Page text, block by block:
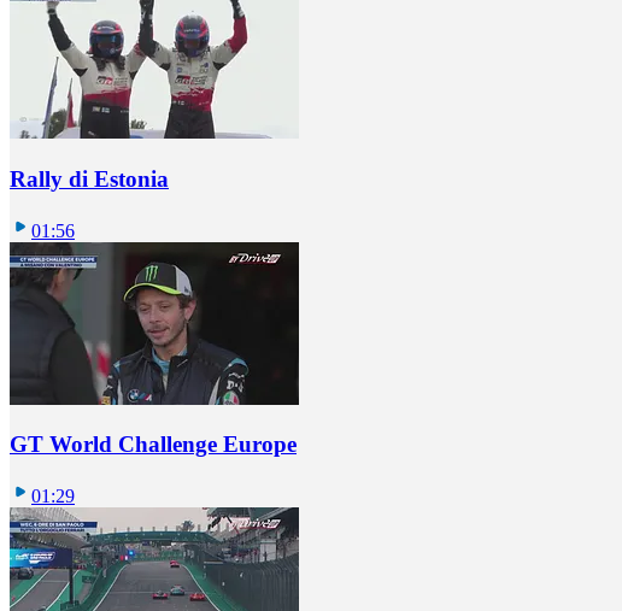
Rally di Estonia
01:56
GT World Challenge Europe
01:29